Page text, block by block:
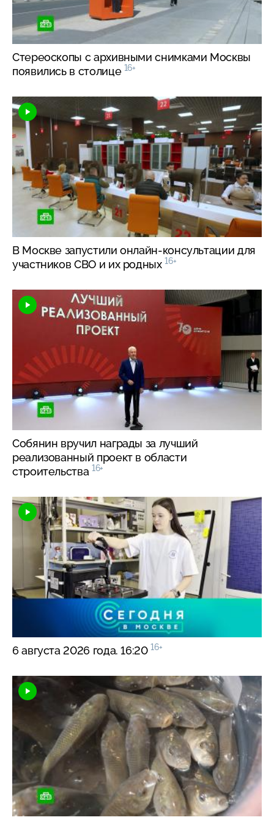
Стереоскопы с архивными снимками Москвы
появились в столице 16+
В Москве запустилионлайн-консультации для
участников СВО и их родных 16+
Собянин вручил награды за лучший
реализованный проект в области
строительства 16+
6 августа 2026 года. 16:20 16+